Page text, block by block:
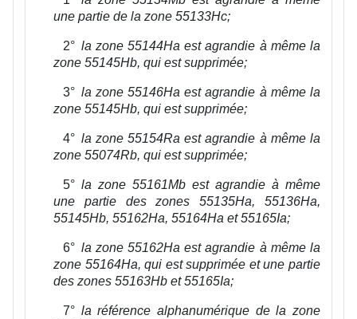
une partie de la zone 55133Hc;
2° la zone 55144Ha est agrandie à même la
zone 55145Hb, qui est supprimée;
3° la zone 55146Ha est agrandie à même la
zone 55145Hb, qui est supprimée;
4° la zone 55154Ra est agrandie à même la
zone 55074Rb, qui est supprimée;
5° la zone 55161Mb est agrandie à même
une partie des zones 55135Ha, 55136Ha,
55145Hb, 55162Ha, 55164Ha et 55165Ia;
6° la zone 55162Ha est agrandie à même la
zone 55164Ha, qui est supprimée et une partie
des zones 55163Hb et 55165Ia;
7° la référence alphanumérique de la zone